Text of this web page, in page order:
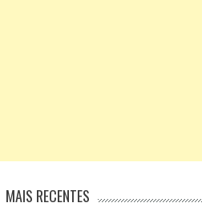
MAIS RECENTES